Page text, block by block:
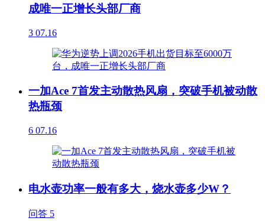
成唯一正增长头部厂商
3 07.16
一加Ace 7首发主动散热风扇，突破手机被动散
热瓶颈
6 07.16
电水壶功率一般有多大，烧水壶多少W？
问答 5